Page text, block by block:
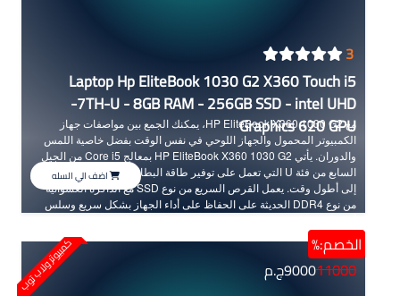
3
Laptop Hp EliteBook 1030 G2 X360 Touch i5
-7TH-U - 8GB RAM - 256GB SSD - intel UHD
Graphics 620 GPU
مع HP EliteBook X360 1030 G2، يمكنك الجمع بين مواصفات جهاز
الكمبيوتر المحمول والجهاز اللوحي في نفس الوقت بفضل خاصية اللمس
والدوران. يأتي HP EliteBook X360 1030 G2 بمعالج Core i5 من الجيل
السابع من فئة U التي تعمل على توفير طاقة البطارية لضمان تشغيل الجهاز
إلى أطول وقت. يعمل القرص السريع من نوع SSD مع الذاكرة العشوائية
من نوع DDR4 الحديثة على الحفاظ على أداء الجهاز بشكل سريع وسلس
يتميز الجهاز بشاشة بدقة FHD قابلة للطي بمقاس 13.3 بوصة وسُمك نحيف
للغاية لجعل الجهاز أسهل في الإستخدام كجهاز لوحي مع خاصية اللمس في
الشاشة سريعة الإستجابة. يحتوي الجهاز على الكثير من المميزات
والإضافات الفعالة مثل بصمة الإصبع وبصمة عين وجه، بالإضافة إلى صوته
اضف الي السله
كمبيوتر ولاب توب الخصم:%
11000
9000ج.م